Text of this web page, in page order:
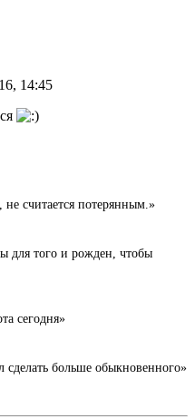
14:45
не считается потерянным.»
для того и рожден, чтобы
сегодня»
сделать больше обыкновенного»